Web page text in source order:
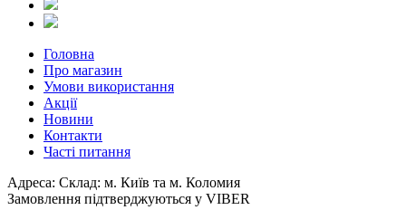
Головна
Про магазин
Умови використання
Акції
Новини
Контакти
Часті питання
Адреса: Склад: м. Київ та м. Коломия
Замовлення підтверджуються у VIBER